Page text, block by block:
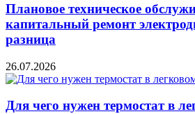
Плановое техническое
капитальный ремонт
разница
26.07.2026
Для чего нужен термостат в